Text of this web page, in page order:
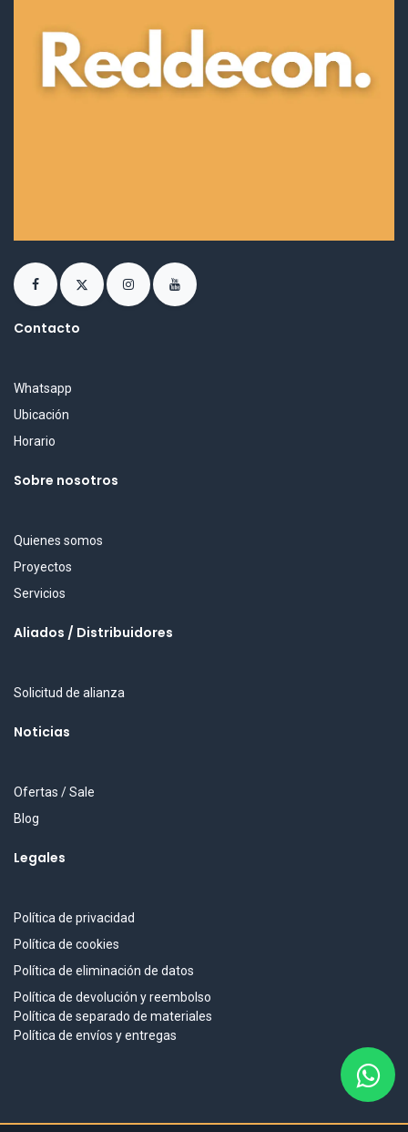
Contacto
Whatsapp
Ubicación
Horario
Sobre nosotros
Quienes somos
Proyectos
Servicios
Aliados / Distribuidores
Solicitud de alianza
Noticias
Ofertas / Sale
Blog
Legales
Política de privacidad
Política de cookies
Política de eliminación de datos
Política de devolución y reembolso
Política de separado de materiales
Política de envíos y entregas